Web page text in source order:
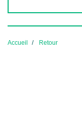
Accueil Retour